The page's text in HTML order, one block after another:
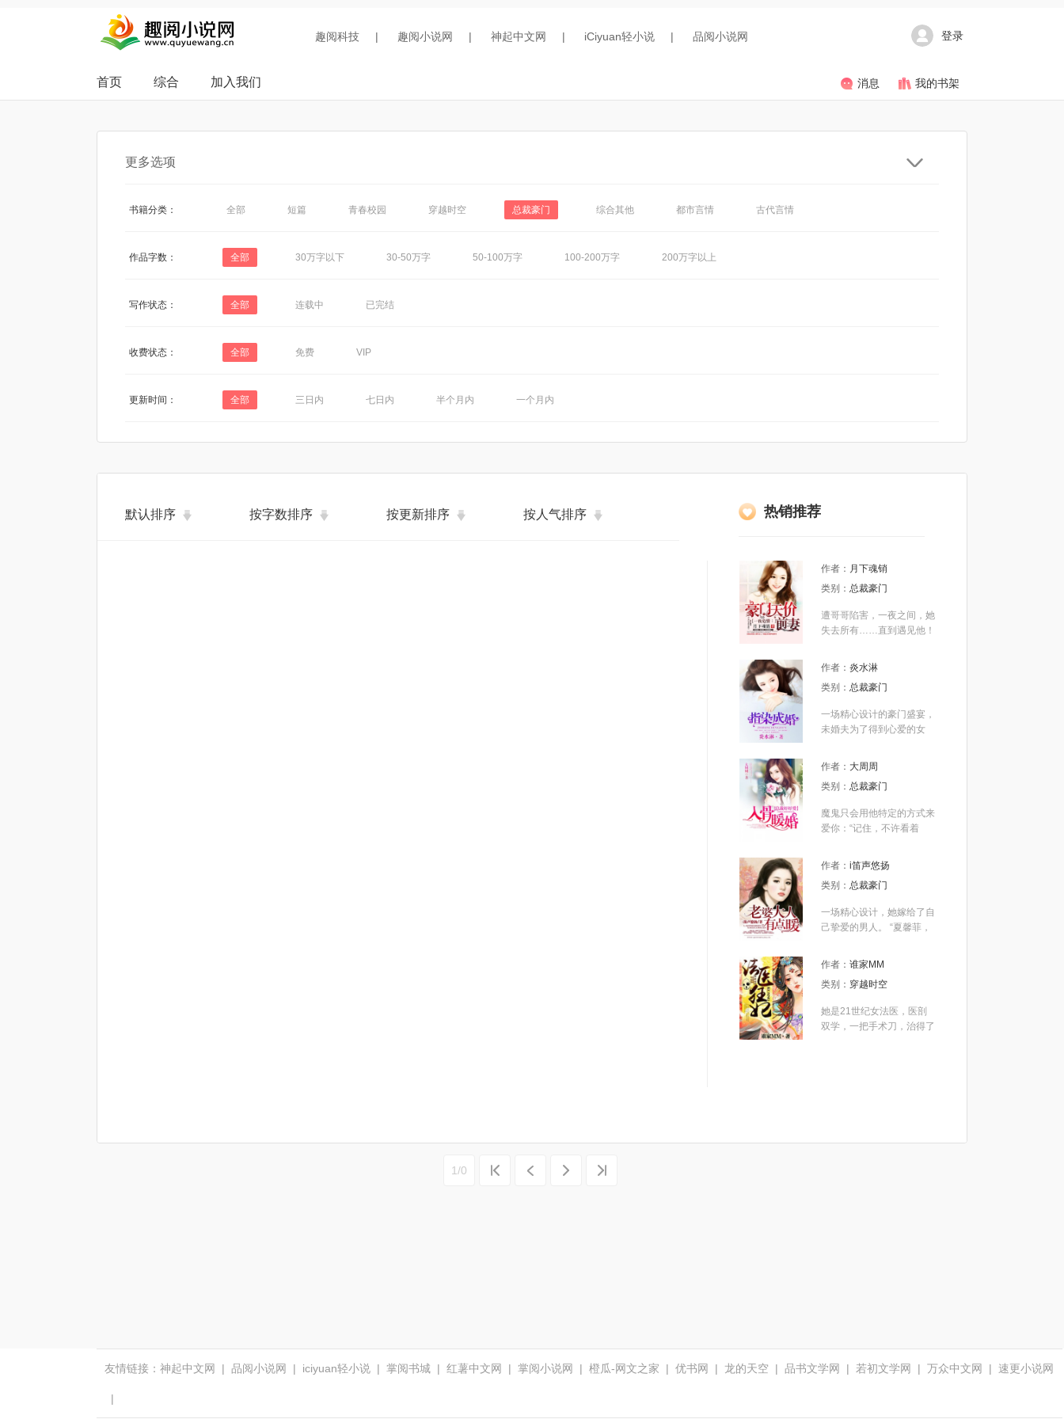
趣阅科技 | 趣阅小说网 | 神起中文网 | iCiyuan轻小说 | 品阅小说网 登录
首页 综合 加入我们 消息 我的书架
更多选项
书籍分类： 全部 短篇 青春校园 穿越时空 总裁豪门 综合其他 都市言情 古代言情
作品字数： 全部 30万字以下 30-50万字 50-100万字 100-200万字 200万字以上
写作状态： 全部 连载中 已完结
收费状态： 全部 免费 VIP
更新时间： 全部 三日内 七日内 半个月内 一个月内
默认排序 按字数排序 按更新排序 按人气排序 热销推荐
作者： 月下魂销
类别： 总裁豪门
遭哥哥陷害，一夜之间，她
失去所有……直到遇见他！
楚。 简沫暴怒大吼：顾北
辰，说好的离婚不纠缠呢？
你这个禽兽！ “老婆，离婚
有领……”他笑的深邃莫
测。
作者： 炎水淋
类别： 总裁豪门
一场精心设计的豪门盛宴，
未婚夫为了得到心爱的女
上。 记者扑门而入。 “请
问，陆总，你们是什么关
系？” 陆沐擎优雅的搂住她
问：“我们睡了，你说是什
么关系？” “请问炎小姐，陆
吗?你们怎么会睡在一起。”
炎景熙靠在陆沐擎的怀中，
快，我劈腿了，没看出来
吗？” 记者们离开后，她和
套在她的手上，确定的说
道：“以后一起虐渣渣。” 陆
迹，才意识道自己失去了什
么。 三天两头去小叔家做
作者： 大周周
类别： 总裁豪门
魔鬼只会用他特定的方式来
爱你：“记住，不许看着
我！把脸转过去，只要安静
的乖乖躺好！”只要乖乖躺
好？他当她是什么？充气的
作者： i笛声悠扬
类别： 总裁豪门
一场精心设计，她嫁给了自
己挚爱的男人。 “夏馨菲，
欺身而上，将她禁锢在自己
身下，“那好，我满足你便
是。” 他气愤她的心机，化
夺。 原本是想折磨她，可
是却为何会渐渐无法自拔？
作者： 谁家MM
类别： 穿越时空
她是21世纪女法医，医剖
双学，一把手术刀，治得了
否能令他甘愿献身…… 她
1/0
友情链接： 神起中文网 | 品阅小说网 | iciyuan轻小说 | 掌阅书城 | 红薯中文网 | 掌阅小说网 | 橙瓜-网文之家 | 优书网 | 龙的天空 | 品书文学网 | 若初文学网 | 万众中文网 | 速更小说网
|